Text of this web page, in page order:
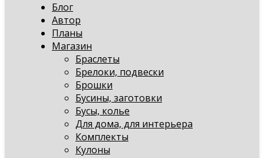
Блог
Автор
Планы
Магазин
Браслеты
Брелоки, подвески
Брошки
Бусины, заготовки
Бусы, колье
Для дома, для интерьера
Комплекты
Кулоны